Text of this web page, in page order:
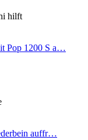
hilft
Pop 1200 S a…
auffr…